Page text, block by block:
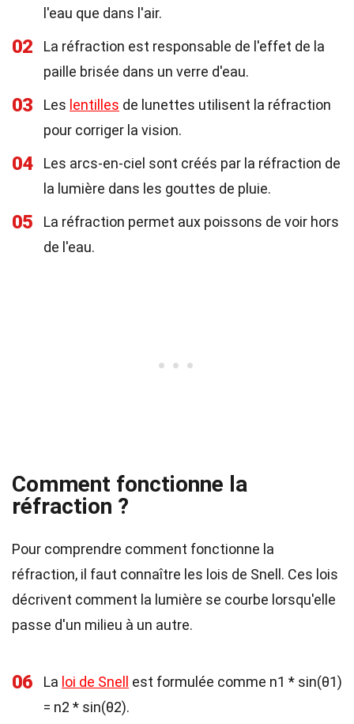
l'eau que dans l'air.
02
La réfraction est responsable de l'effet de la
paille brisée dans un verre d'eau.
03 Les lentilles de lunettes utilisent la réfraction
pour corriger la vision.
04
Les arcs-en-ciel sont créés par la réfraction de
la lumière dans les gouttes de pluie.
05
La réfraction permet aux poissons de voir hors
de l'eau.
Comment fonctionne la
réfraction ?
Pour comprendre comment fonctionne la
réfraction, il faut connaître les lois de Snell. Ces lois
décrivent comment la lumière se courbe lorsqu'elle
passe d'un milieu à un autre.
06 La loi de Snell
est formulée comme n1 * sin(θ1)
= n2 * sin(θ2).